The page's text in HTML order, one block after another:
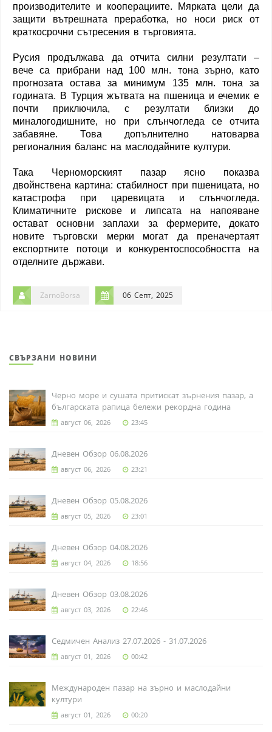
производителите и кооперациите. Мярката цели да
защити вътрешната преработка, но носи риск от
краткосрочни сътресения в търговията.
Русия продължава да отчита силни резултати –
вече са прибрани над 100 млн. тона зърно, като
прогнозата остава за минимум 135 млн. тона за
годината. В Турция жътвата на пшеница и ечемик е
почти приключила, с резултати близки до
миналогодишните, но при слънчогледа се отчита
забавяне. Това допълнително натоварва
регионалния баланс на маслодайните култури.
Така Черноморският пазар ясно показва
двойнствена картина: стабилност при пшеницата, но
катастрофа при царевицата и слънчогледа.
Климатичните рискове и липсата на напояване
остават основни заплахи за фермерите, докато
новите търговски мерки могат да преначертаят
експортните потоци и конкурентоспособността на
отделните държави.
ZarnoBorsa 06 Септ, 2025
СВЪРЗАНИ НОВИНИ
Черно море и сушата притискат зърнения пазар, а
българската рапица бележи рекордна година
август 06, 2026 23:45
Дневен Обзор 06.08.2026
август 06, 2026 23:21
Дневен Обзор 05.08.2026
август 05, 2026 23:01
Дневен Обзор 04.08.2026
август 04, 2026 18:56
Дневен Обзор 03.08.2026
август 03, 2026 22:46
Седмичен Анализ 27.07.2026 - 31.07.2026
август 01, 2026 00:42
Международен пазар на зърно и маслодайни
култури
август 01, 2026 00:20